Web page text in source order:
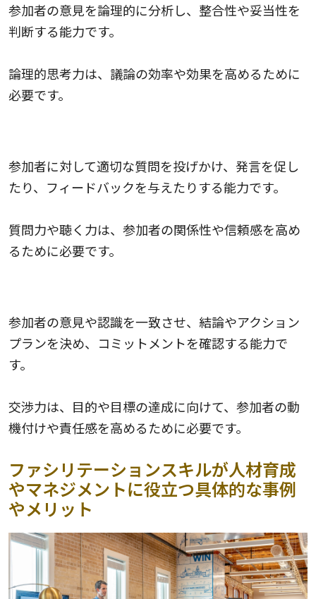
参加者の意見を論理的に分析し、整合性や妥当性を
判断する能力です。
論理的思考力は、議論の効率や効果を高めるために
必要です。
参加者に対して適切な質問を投げかけ、発言を促し
たり、フィードバックを与えたりする能力です。
質問力や聴く力は、参加者の関係性や信頼感を高め
るために必要です。
参加者の意見や認識を一致させ、結論やアクション
プランを決め、コミットメントを確認する能力で
す。
交渉力は、目的や目標の達成に向けて、参加者の動
機付けや責任感を高めるために必要です。
ファシリテーションスキルが人材育成
やマネジメントに役立つ具体的な事例
やメリット